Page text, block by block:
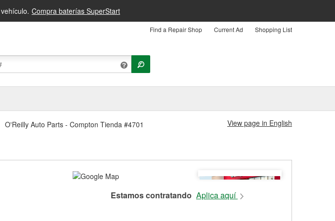
Compra baterías SuperStart
Find a Repair Shop Current Ad Shopping List
O'Reilly Auto Parts - Compton Tienda #4701 View page in English
Estamos contratando Aplica aquí